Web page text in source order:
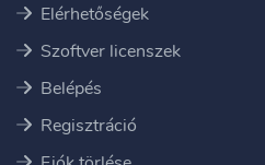
Elérhetőségek
Szoftver licenszek
Belépés
Regisztráció